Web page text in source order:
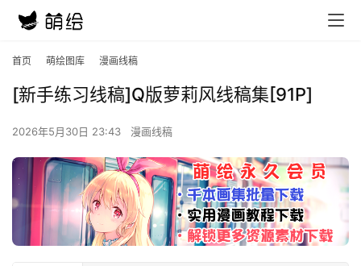
首页 萌绘图库 漫画线稿
[新手练习线稿]Q版萝莉风线稿集[91P]
2026年5月30日 23:43 漫画线稿